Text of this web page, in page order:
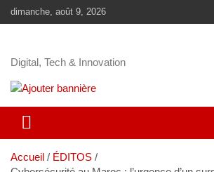
dimanche, août 9, 2026
Digital, Tech & Innovation
Accueil
ÉDITOS